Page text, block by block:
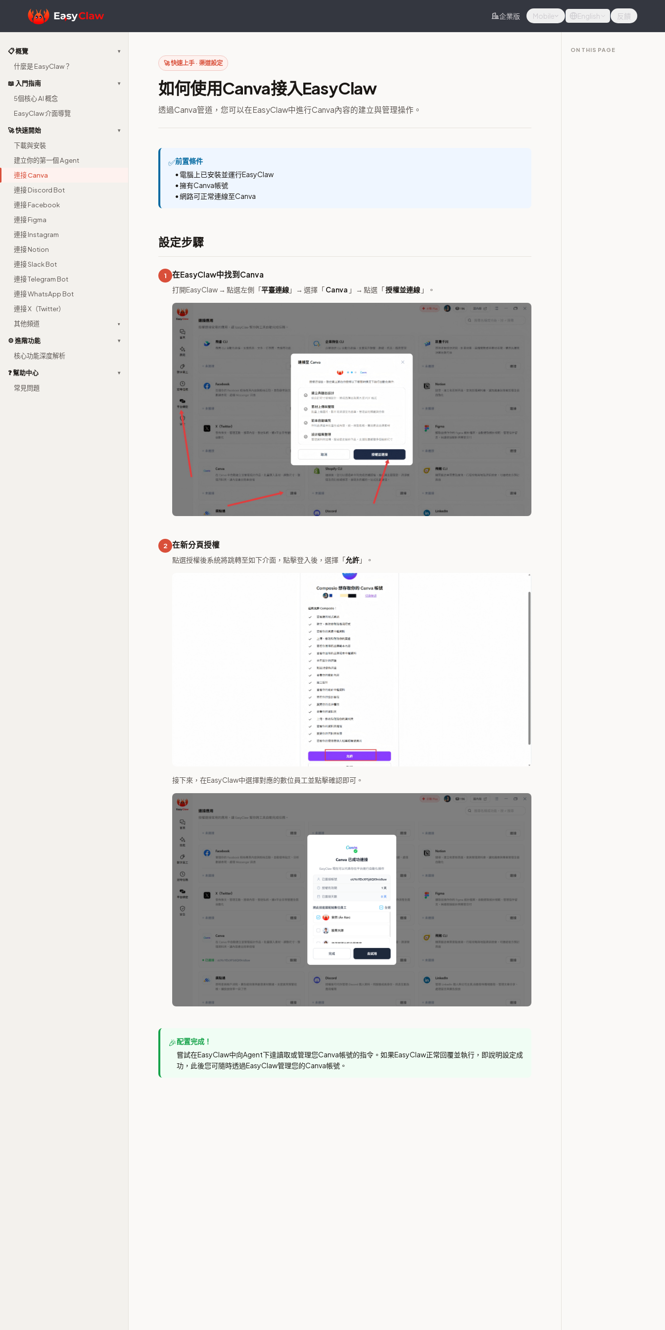
企業版 Mobile English 反饋
📋 概覽 ▾
什麼是 EasyClaw？
📖 入門指南 ▾
5個核心 AI 概念
EasyClaw 介面導覽
🚀 快速開始 ▾
下載與安裝
建立你的第一個 Agent
連接 Canva
連接 Discord Bot
連接 Facebook
連接 Figma
連接 Instagram
連接 Notion
連接 Slack Bot
連接 Telegram Bot
連接 WhatsApp Bot
連接 X（Twitter）
其他頻道
▾
⚙️ 進階功能 ▾
核心功能深度解析
❓ 幫助中心 ▾
常見問題
🚀 快速上手 · 渠道設定
如何使用Canva接入EasyClaw
透過Canva管道，您可以在EasyClaw中進行Canva內容的建立與管理操作。
✅前置條件
• 電腦上已安裝並運行EasyClaw
• 擁有Canva帳號
• 網路可正常連線至Canva
設定步驟
1 在EasyClaw中找到Canva
打開EasyClaw → 點選左側「平臺連線 」→ 選擇「Canva 」→ 點選「授權並連線 」。
2 在新分頁授權
點選授權後系統將跳轉至如下介面，點擊登入後，選擇「允許」。
接下來，在EasyClaw中選擇對應的數位員工並點擊確認即可。
🎉配置完成！
嘗試在EasyClaw中向Agent下達讀取或管理您Canva帳號的指令。如果EasyClaw正常回覆並執行，即說明設定成
功，此後您可隨時透過EasyClaw管理您的Canva帳號。
ON THIS PAGE